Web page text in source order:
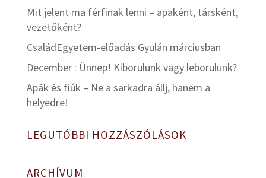
Mit jelent ma férfinak lenni – apaként, társként,
vezetőként?
CsaládEgyetem-előadás Gyulán márciusban
December : Ünnep! Kiborulunk vagy leborulunk?
Apák és fiúk – Ne a sarkadra állj, hanem a
helyedre!
LEGUTÓBBI HOZZÁSZÓLÁSOK
ARCHÍVUM